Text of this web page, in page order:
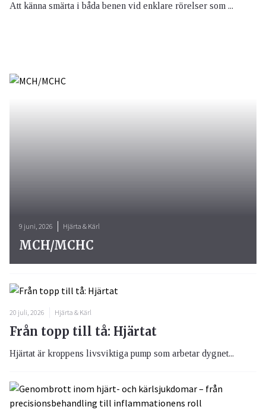
Att känna smärta i båda benen vid enklare rörelser som ...
20 juli, 2026 Hjärta & Kärl
Från topp till tå: Hjärtat
Hjärtat är kroppens livsviktiga pump som arbetar dygnet...
9 juni, 2026 Hjärta & Kärl
MCH/MCHC